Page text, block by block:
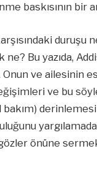
baskısının bir
Bu yazıda,
ve ailesinin
ve bu
önüne